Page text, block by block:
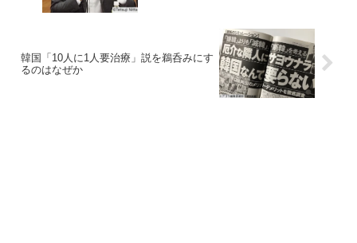
韓国「10人に1人要治療」説を鵜呑みにす
るのはなぜか